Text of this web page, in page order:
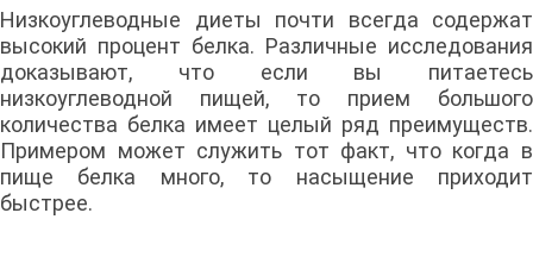
Низкоуглеводные диеты почти всегда содержат
высокий процент белка. Различные исследования
доказывают, что если вы питаетесь
низкоуглеводной пищей, то прием большого
количества белка имеет целый ряд преимуществ.
Примером может служить тот факт, что когда в
пище белка много, то насыщение приходит
быстрее.